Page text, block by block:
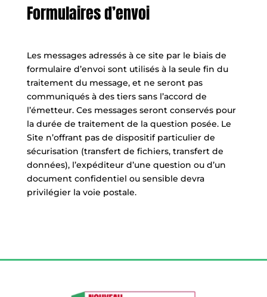
Formulaires d’envoi
Les messages adressés à ce site par le biais de
formulaire d’envoi sont utilisés à la seule fin du
traitement du message, et ne seront pas
communiqués à des tiers sans l’accord de
l’émetteur. Ces messages seront conservés pour
la durée de traitement de la question posée. Le
Site n’offrant pas de dispositif particulier de
sécurisation (transfert de fichiers, transfert de
données), l’expéditeur d’une question ou d’un
document confidentiel ou sensible devra
privilégier la voie postale.